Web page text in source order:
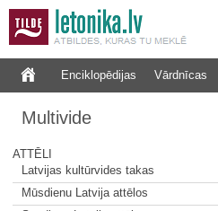
Enciklopēdijas Vārdnīcas
Multivide
ATTĒLI
Latvijas kultūrvides takas
Mūsdienu Latvija attēlos